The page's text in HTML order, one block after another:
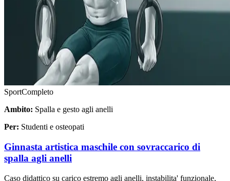
SportCompleto
Ambito: Spalla e gesto agli anelli
Per: Studenti e osteopati
Ginnasta artistica maschile con sovraccarico di
spalla agli anelli
Caso didattico su carico estremo agli anelli, instabilita' funzionale,